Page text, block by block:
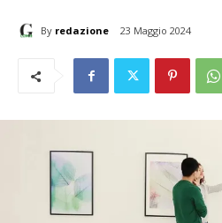
By redazione 23 Maggio 2024